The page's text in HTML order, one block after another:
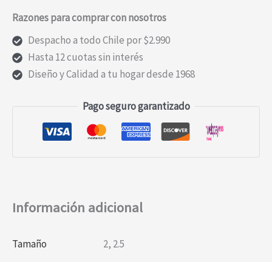
Razones para comprar con nosotros
Despacho a todo Chile por $2.990
Hasta 12 cuotas sin interés
Diseño y Calidad a tu hogar desde 1968
Pago seguro garantizado
Información adicional
Tamaño 2, 2.5